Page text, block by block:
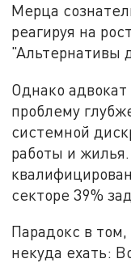
Мерца
реагируя на
"Альтернативы
Однако
проблему
системной
работы и
секторе 39%
Парадокс в
некуда ехать: